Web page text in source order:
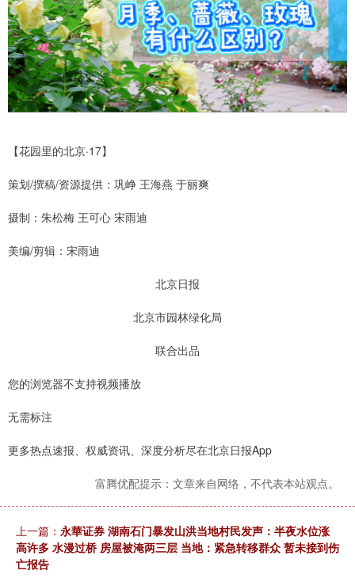
【花园里的北京·17】
策划/撰稿/资源提供：巩峥 王海燕 于丽爽
摄制：朱松梅 王可心 宋雨迪
美编/剪辑：宋雨迪
北京日报
北京市园林绿化局
联合出品
您的浏览器不支持视频播放
无需标注
更多热点速报、权威资讯、深度分析尽在北京日报App
富腾优配提示：文章来自网络，不代表本站观点。
上一篇： 永華证券 湖南石门暴发山洪当地村民发声：半夜水位涨
高许多 水漫过桥 房屋被淹两三层 当地：紧急转移群众 暂未接到伤
亡报告